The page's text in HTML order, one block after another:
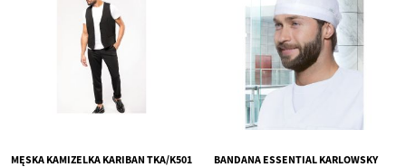
MĘSKA KAMIZELKA KARIBAN TKA/K501
BANDANA ESSENTIAL KARLOWSKY